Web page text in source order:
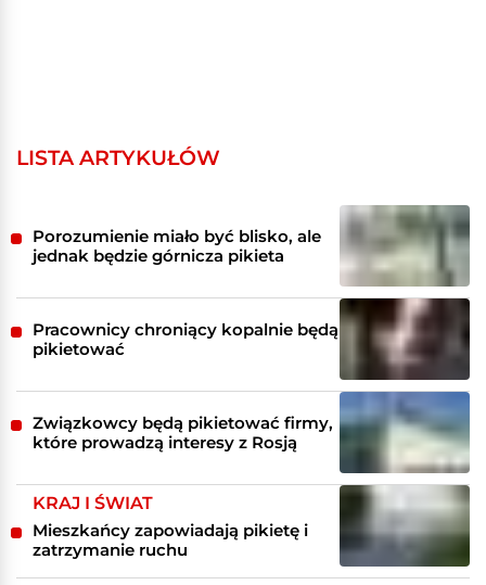
LISTA ARTYKUŁÓW
Porozumienie miało być blisko, ale
jednak będzie górnicza pikieta
Pracownicy chroniący kopalnie będą
pikietować
Związkowcy będą pikietować firmy,
które prowadzą interesy z Rosją
KRAJ I ŚWIAT
Mieszkańcy zapowiadają pikietę i
zatrzymanie ruchu